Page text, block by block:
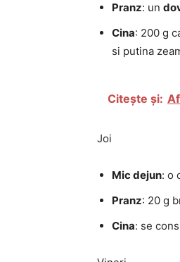
Pranz: un
Cina: 200 g
si putina
Citește și:
Joi
Mic dejun: o
Pranz: 20 g
Cina: se